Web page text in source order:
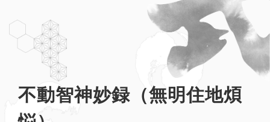
不動智神妙録（無明住地煩